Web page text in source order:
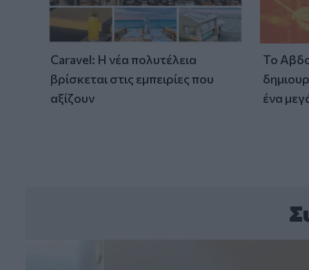
Caravel: Η νέα πολυτέλεια
βρίσκεται στις εμπειρίες που
αξίζουν
Το
ένα